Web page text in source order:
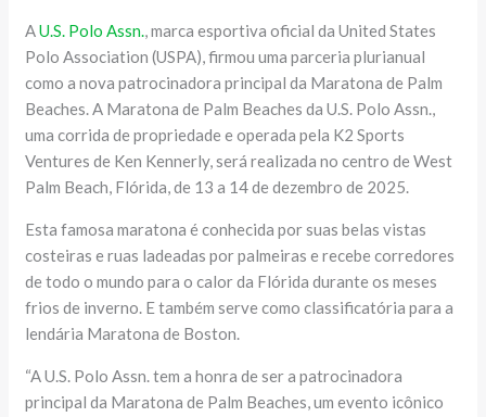
AU.S. Polo Assn., marca esportiva oficial da United States
Polo Association (USPA), firmou uma parceria plurianual
como a nova patrocinadora principal da Maratona de Palm
Beaches. A Maratona de Palm Beaches da U.S. Polo Assn.,
uma corrida de propriedade e operada pela K2 Sports
Ventures de Ken Kennerly, será realizada no centro de West
Palm Beach, Flórida, de 13 a 14 de dezembro de 2025.
Esta famosa maratona é conhecida por suas belas vistas
costeiras e ruas ladeadas por palmeiras e recebe corredores
de todo o mundo para o calor da Flórida durante os meses
frios de inverno. E também serve como classificatória para a
lendária Maratona de Boston.
“A U.S. Polo Assn. tem a honra de ser a patrocinadora
principal da Maratona de Palm Beaches, um evento icônico